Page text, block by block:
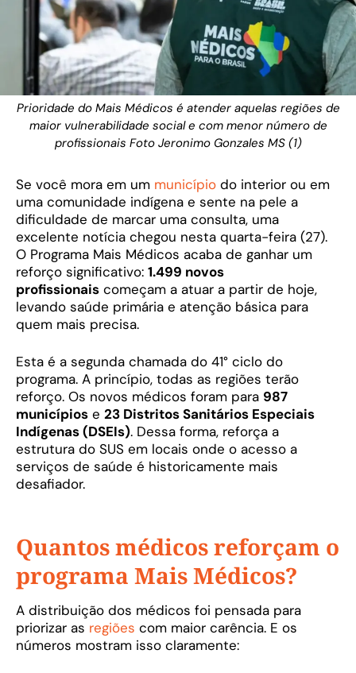
Prioridade do Mais Médicos é atender aquelas regiões de
maior vulnerabilidade social e com menor número de
profissionais Foto Jeronimo Gonzales MS (1)
Se você mora em um município do interior ou em
uma comunidade indígena e sente na pele a
dificuldade de marcar uma consulta, uma
excelente notícia chegou nesta quarta-feira (27).
O Programa Mais Médicos acaba de ganhar um
reforço significativo: 1.499 novos
profissionais começam a atuar a partir de hoje,
levando saúde primária e atenção básica para
quem mais precisa.
Esta é a segunda chamada do 41° ciclo do
programa. A princípio, todas as regiões terão
reforço. Os novos médicos foram para 987
municípios e 23 Distritos Sanitários Especiais
Indígenas (DSEIs). Dessa forma, reforça a
estrutura do SUS em locais onde o acesso a
serviços de saúde é historicamente mais
desafiador.
Quantos médicos reforçam o
programa Mais Médicos?
A distribuição dos médicos foi pensada para
priorizar as regiões com maior carência. E os
números mostram isso claramente: